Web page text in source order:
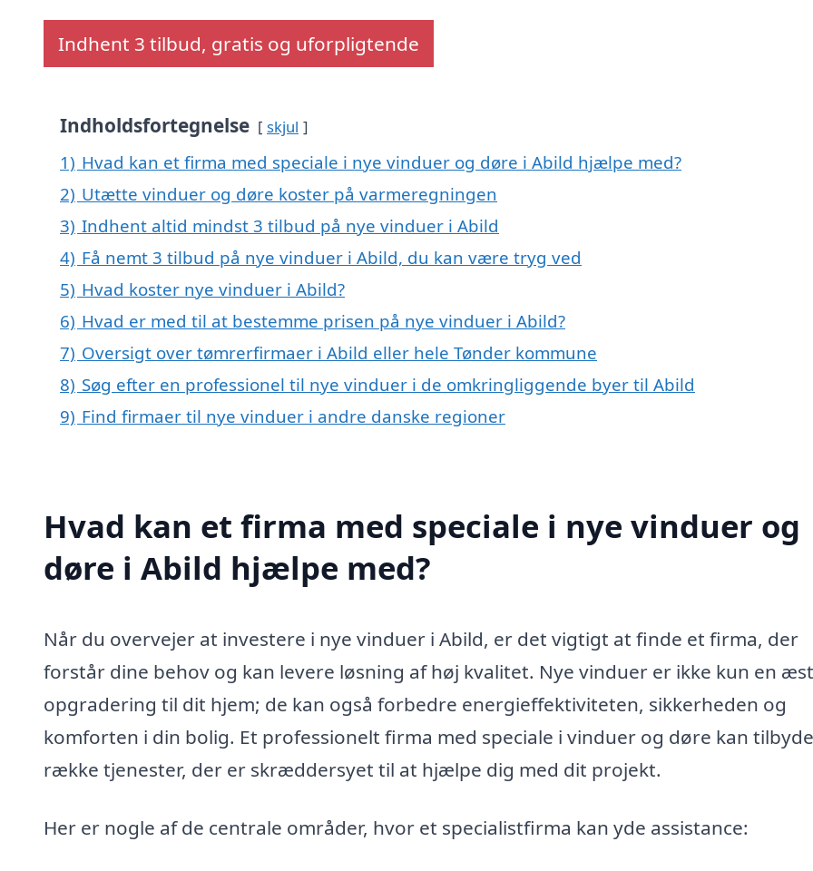
Indhent 3 tilbud, gratis og uforpligtende
Indholdsfortegnelse skjul
1) Hvad kan et firma med speciale i nye vinduer og døre i Abild hjælpe med?
2) Utætte vinduer og døre koster på varmeregningen
3) Indhent altid mindst 3 tilbud på nye vinduer i Abild
4) Få nemt 3 tilbud på nye vinduer i Abild, du kan være tryg ved
5) Hvad koster nye vinduer i Abild?
6) Hvad er med til at bestemme prisen på nye vinduer i Abild?
7) Oversigt over tømrerfirmaer i Abild eller hele Tønder kommune
8) Søg efter en professionel til nye vinduer i de omkringliggende byer til Abild
9) Find firmaer til nye vinduer i andre danske regioner
Hvad kan et firma med speciale i nye vinduer og
døre i Abild hjælpe med?
Når du overvejer at investere i nye vinduer i Abild, er det vigtigt at finde et firma, der
forstår dine behov og kan levere løsning af høj kvalitet. Nye vinduer er ikke kun en
opgradering til dit hjem; de kan også forbedre energieffektiviteten, sikkerheden og
komforten i din bolig. Et professionelt firma med speciale i vinduer og døre kan
række tjenester, der er skræddersyet til at hjælpe dig med dit projekt.
Her er nogle af de centrale områder, hvor et specialistfirma kan yde assistance: